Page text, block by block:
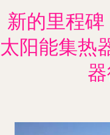
新的里程
太阳能集热